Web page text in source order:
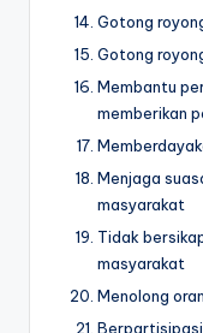
Gotong
Gotong
Membantu
memberikan
Menjaga
masyarakat
Tidak
masyarakat
Menolong